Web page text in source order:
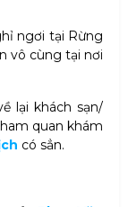
ngơi tại Rừng
vô cùng tại nơi
lại khách sạn/
quan khám
có sẳn.